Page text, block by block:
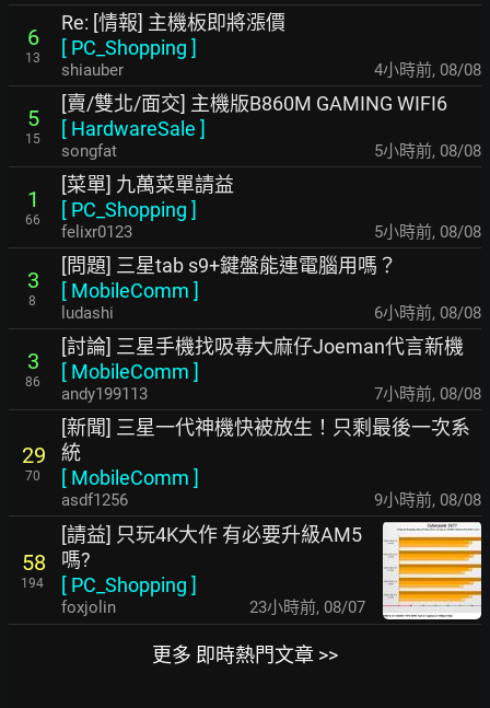
6
13
Re: [情報] 主機板即將漲價
[ PC_Shopping ]
shiauber 4小時前, 08/08
5
15
[賣/雙北/面交] 主機版B860M GAMING WIFI6
[ HardwareSale ]
songfat 5小時前, 08/08
1
66
[菜單] 九萬菜單請益
[ PC_Shopping ]
felixr0123 5小時前, 08/08
3
8
[問題] 三星tab s9+鍵盤能連電腦用嗎？
[ MobileComm ]
ludashi 6小時前, 08/08
3
86
[討論] 三星手機找吸毒大麻仔Joeman代言新機
[ MobileComm ]
andy199113 7小時前, 08/08
29
70
[新聞] 三星一代神機快被放生！只剩最後一次系
統
[ MobileComm ]
asdf1256 9小時前, 08/08
58
194
[請益] 只玩4K大作 有必要升級AM5
嗎?
[ PC_Shopping ]
foxjolin 23小時前, 08/07
更多 即時熱門文章 >>